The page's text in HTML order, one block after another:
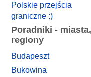
Polskie przejścia
graniczne :)
Poradniki - miasta,
regiony
Budapeszt
Bukowina